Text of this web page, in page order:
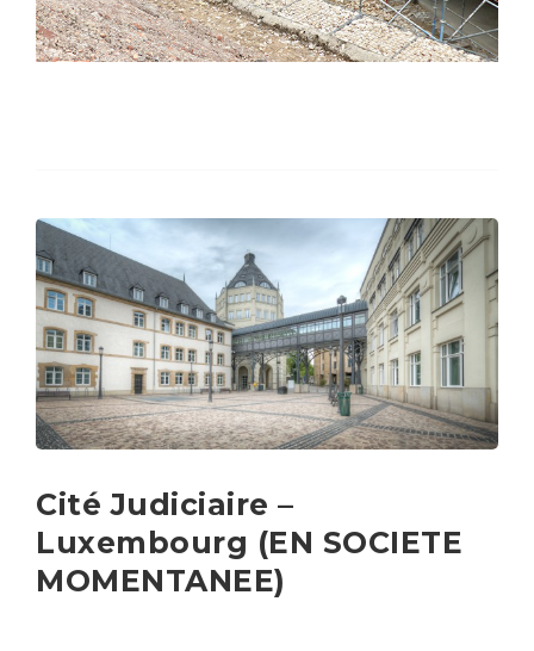
Cité Judiciaire –
Luxembourg (EN SOCIETE
MOMENTANEE)